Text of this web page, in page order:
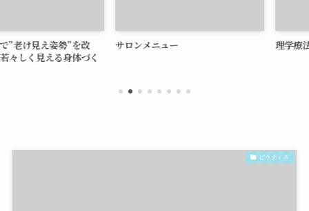
え姿勢”を改
える身体づく
サロンメニュー 理学療法士×ピ
ピラティス